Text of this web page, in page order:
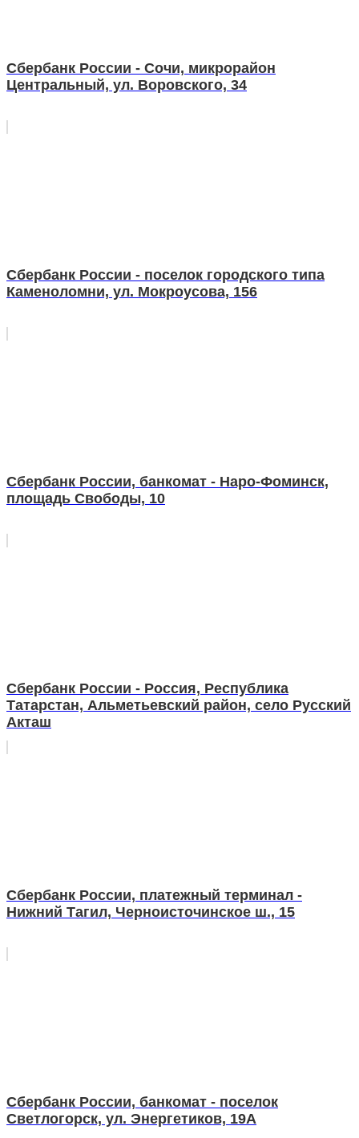
Сбербанк России - Сочи, микрорайон
Центральный, ул. Воровского, 34
Сбербанк России - поселок городского типа
Каменоломни, ул. Мокроусова, 156
Сбербанк России, банкомат - Наро-Фоминск,
площадь Свободы, 10
Сбербанк России - Россия, Республика
Татарстан, Альметьевский район, село Русский
Акташ
Сбербанк России, платежный терминал -
Нижний Тагил, Черноисточинское ш., 15
Сбербанк России, банкомат - поселок
Светлогорск, ул. Энергетиков, 19А